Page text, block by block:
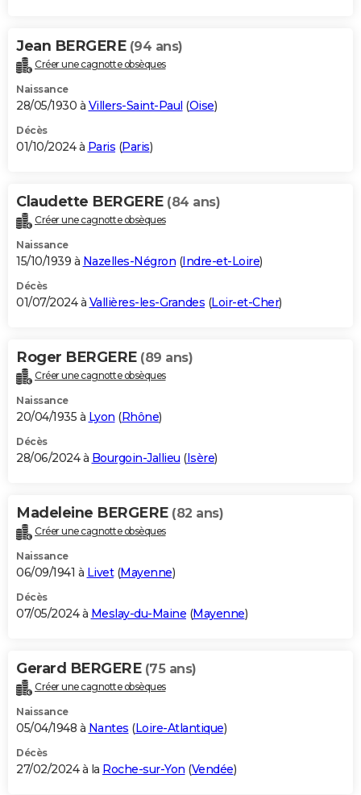
Jean BERGERE (94 ans)
Créer une cagnotte obsèques
Naissance
28/05/1930 à Villers-Saint-Paul (Oise)
Décès
01/10/2024 à Paris (Paris)
Claudette BERGERE (84 ans)
Créer une cagnotte obsèques
Naissance
15/10/1939 à Nazelles-Négron (Indre-et-Loire)
Décès
01/07/2024 à Vallières-les-Grandes (Loir-et-Cher)
Roger BERGERE (89 ans)
Créer une cagnotte obsèques
Naissance
20/04/1935 à Lyon (Rhône)
Décès
28/06/2024 à Bourgoin-Jallieu (Isère)
Madeleine BERGERE (82 ans)
Créer une cagnotte obsèques
Naissance
06/09/1941 à Livet(Mayenne)
Décès
07/05/2024 à Meslay-du-Maine (Mayenne)
Gerard BERGERE (75 ans)
Créer une cagnotte obsèques
Naissance
05/04/1948 à Nantes (Loire-Atlantique)
Décès
27/02/2024 à la Roche-sur-Yon (Vendée)